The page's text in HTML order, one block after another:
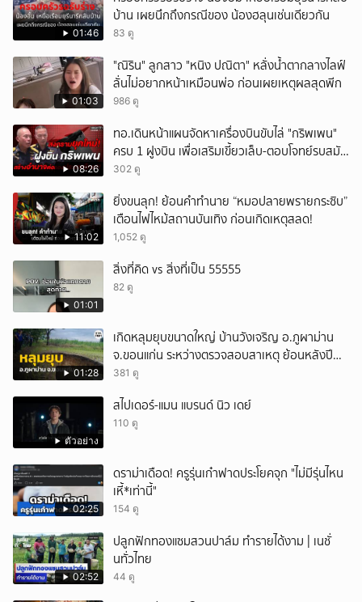
01:46
บ้าน เผยนึกถึงกรณีของ น้องฮลุนเช่นเดียวกัน
83 ดู
01:03
"ณิริน" ลูกสาว "หนิง ปณิตา" หลั่งน้ำตากลางไลฟ์
ลั่นไม่อยากหน้าเหมือนพ่อ ก่อนเผยเหตุผลสุดพีก
986 ดู
08:26
ทอ.เดินหน้าแผนจัดหาเครื่องบินขับไล่ "กริพเพน"
ครบ 1 ฝูงบิน เพื่อเสริมเขี้ยวเล็บ-ตอบโจทย์รบสมัย
ใหม่
302 ดู
11:02
ยิ่งขนลุก! ย้อนคำทำนาย “หมอปลายพรายกระซิบ”
เตือนไฟไหม้สถานบันเทิง ก่อนเกิดเหตุสลด!
1,052 ดู
01:01
สิ่งที่คิด vs สิ่งที่เป็น 55555
82 ดู
01:28
เกิดหลุมยุบขนาดใหญ่ บ้านวังเจริญ อ.ภูผาม่าน
จ.ขอนแก่น ระหว่างตรวจสอบสาเหตุ ย้อนหลังปี
2568 พบเคยพบหลุมยุบมาแล้วครั้งหนึ่ง
381 ดู
ตัวอย่าง
สไปเดอร์-แมน แบรนด์ นิว เดย์
110 ดู
02:25
ดราม่าเดือด! ครูรุ่นเก๋าฟาดประโยคจุก "ไม่มีรุ่นไหน
เหี้*เท่านี้"
154 ดู
02:52
ปลูกฟักทองแซมสวนปาล์ม ทำรายได้งาม | เนชั่
นทั่วไทย
44 ดู
ยกเลิก